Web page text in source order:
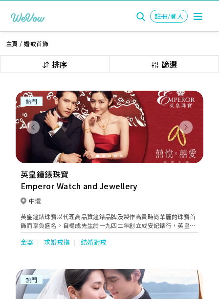
註冊/登入
主頁 /婚戒首飾
排序 篩選
Previous Next
英皇鐘錶珠寶
Emperor Watch and Jewellery
中環
英皇鐘錶珠寶以代理高品質鐘錶品牌及製作高貴時尚華麗的珠寶首
飾而享負盛名。自楊成先生於一九四二年創立成安記錶行，英皇鐘
錶珠寶一直秉持精益求精的精神。直至今日，此精神依然延續，令
英皇鐘錶珠寶成為追求卓越，重視產品及服務質素的保證。
金器 求婚戒指 結婚對戒
熱門
熱門